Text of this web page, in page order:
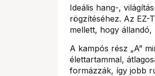
Ideális hang-,
rögzítéséhez. Az EZ-
mellett, hogy állandó,
A kampós rész „A”
élettartammal,
formázzák, így jobb